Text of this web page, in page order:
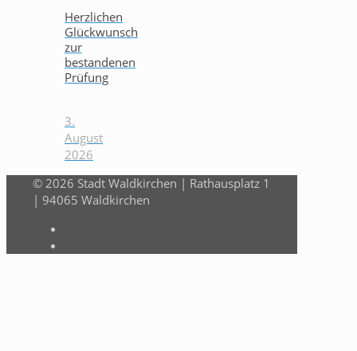
Herzlichen
Glückwunsch
zur
bestandenen
Prüfung
3.
August
2026
© 2026 Stadt Waldkirchen | Rathausplatz 1
| 94065 Waldkirchen